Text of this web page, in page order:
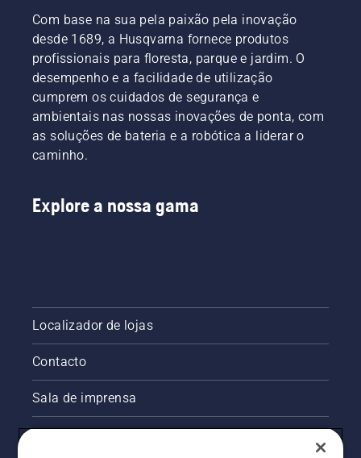
Com base na sua pela paixão pela inovação
desde 1689, a Husqvarna fornece produtos
profissionais para floresta, parque e jardim. O
desempenho e a facilidade de utilização
cumprem os cuidados de segurança e
ambientais nas nossas inovações de ponta, com
as soluções de bateria e a robótica a liderar o
caminho.
Explore a nossa gama
Localizador de lojas
Contacto
Sala de imprensa